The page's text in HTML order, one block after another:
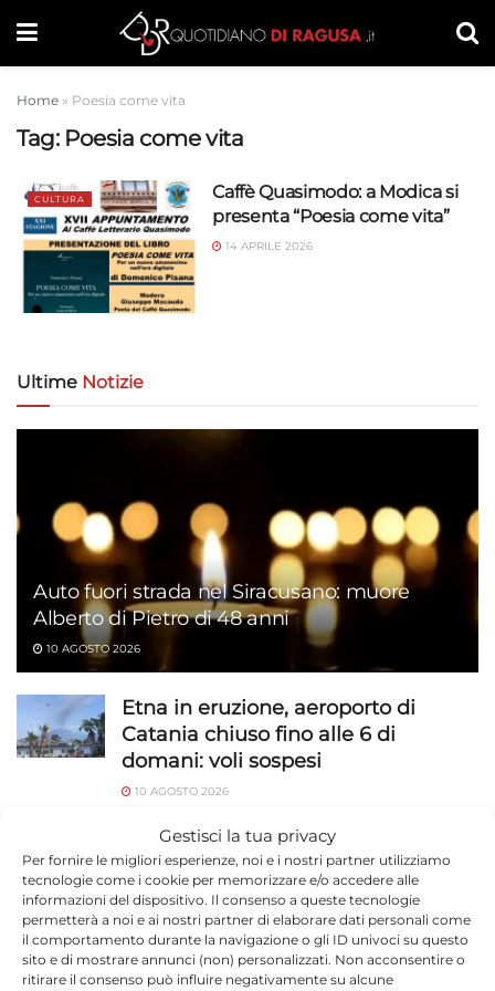
Gestisci la tua privacy
Per fornire le migliori esperienze, noi e i nostri partner utilizziamo
tecnologie come i cookie per memorizzare e/o accedere alle
informazioni del dispositivo. Il consenso a queste tecnologie
permetterà a noi e ai nostri partner di elaborare dati personali come
il comportamento durante la navigazione o gli ID univoci su questo
sito e di mostrare annunci (non) personalizzati. Non acconsentire o
ritirare il consenso può influire negativamente su alcune
Home » Poesia come vita
Tag: Poesia come vita
CULTURA
Caffè Quasimodo: a Modica si
presenta “Poesia come vita”
14 APRILE 2026
Ultime Notizie
Auto fuori strada nel Siracusano: muore
Alberto di Pietro di 48 anni
10 AGOSTO 2026
Etna in eruzione, aeroporto di
Catania chiuso fino alle 6 di
domani: voli sospesi
10 AGOSTO 2026
Silvia Mezzanotte in concerto a
Ispica
10 AGOSTO 2026
Incidente sulla Modica-Ragusa:
scontro frontale e traffico in tilt